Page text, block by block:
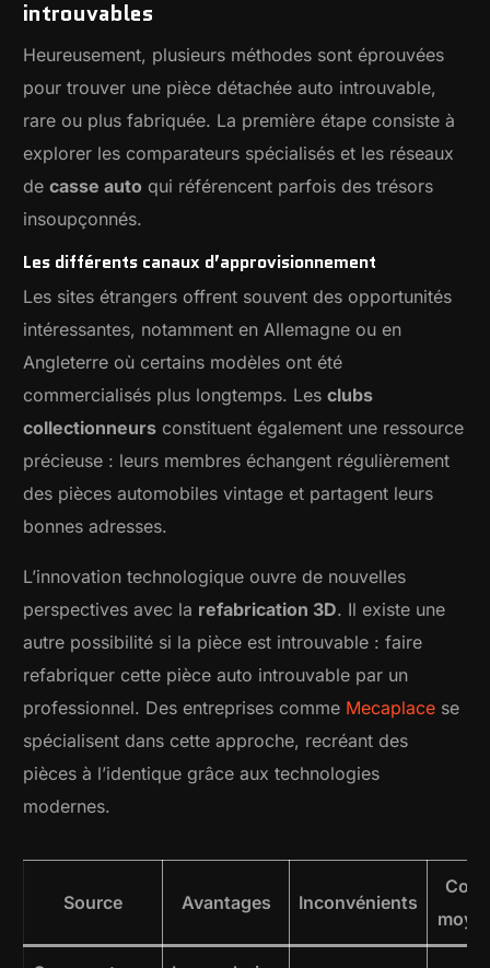
introuvables
Heureusement, plusieurs méthodes sont éprouvées
pour trouver une pièce détachée auto introuvable,
rare ou plus fabriquée. La première étape consiste à
explorer les comparateurs spécialisés et les réseaux
decasse auto qui référencent parfois des trésors
insoupçonnés.
Les différents canaux d’approvisionnement
Les sites étrangers offrent souvent des opportunités
intéressantes, notamment en Allemagne ou en
Angleterre où certains modèles ont été
commercialisés plus longtemps. Lesclubs
collectionneurs constituent également une ressource
précieuse : leurs membres échangent régulièrement
des pièces automobiles vintage et partagent leurs
bonnes adresses.
L’innovation technologique ouvre de nouvelles
perspectives avec la refabrication 3D. Il existe une
autre possibilité si la pièce est introuvable : faire
refabriquer cette pièce auto introuvable par un
professionnel. Des entreprises comme Mecaplace se
spécialisent dans cette approche, recréant des
pièces à l’identique grâce aux technologies
modernes.
Source Avantages Inconvénients
Coût